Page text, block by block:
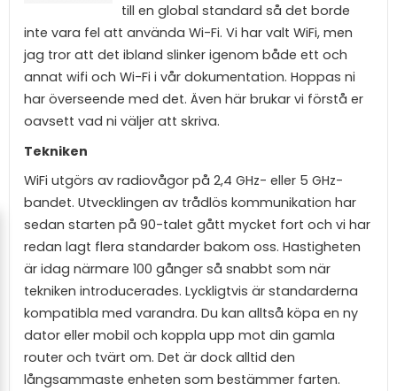
till en global standard så det borde
inte vara fel att använda Wi-Fi. Vi har valt WiFi, men
jag tror att det ibland slinker igenom både ett och
annat wifi och Wi-Fi i vår dokumentation. Hoppas ni
har överseende med det. Även här brukar vi förstå er
oavsett vad ni väljer att skriva.
Tekniken
WiFi utgörs av radiovågor på 2,4 GHz- eller 5 GHz-
bandet. Utvecklingen av trådlös kommunikation har
sedan starten på 90-talet gått mycket fort och vi har
redan lagt flera standarder bakom oss. Hastigheten
är idag närmare 100 gånger så snabbt som när
tekniken introducerades. Lyckligtvis är standarderna
kompatibla med varandra. Du kan alltså köpa en ny
dator eller mobil och koppla upp mot din gamla
router och tvärt om. Det är dock alltid den
långsammaste enheten som bestämmer farten.